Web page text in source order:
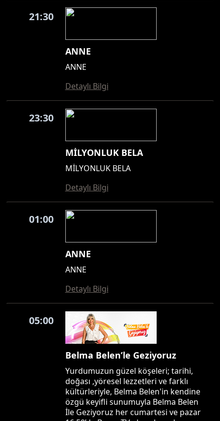
21:30
ANNE
ANNE
Detaylı Bilgi
23:30
MİLYONLUK BELA
MİLYONLUK BELA
Detaylı Bilgi
01:00
ANNE
ANNE
Detaylı Bilgi
05:00
Belma Belen’le Geziyoruz
Yurdumuzun güzel köşeleri; tarihi,
doğası ,yöresel lezzetleri ve farklı
kültürleriyle, Belma Belen'in kendine
özgü keyifli sunumuyla Belma Belen
İle Geziyoruz her cumartesi ve pazar